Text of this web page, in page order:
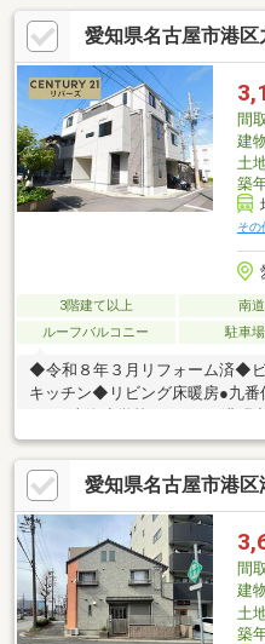
あり、西友 熱田三番町店（徒歩
UNY 東海通店（徒歩約11分）、
（徒歩約15分）も利用可能。毎
まで便利な住環境が魅力です。
愛知県名古屋市港
間
建
土
築
その
3階建て以上 南
ルーフバルコニー
駐車
◆令和８年３月リフォーム済◆
キッチン◆リビング床暖房●九番
ュ４００ｍ●ファミリーマート
ニックいとう３９０ｍ●津金公
室クロス貼替、ビルトインコン
ング打ち直し、ハウスクリーニ
愛知県名古屋市港
間
建
土
築